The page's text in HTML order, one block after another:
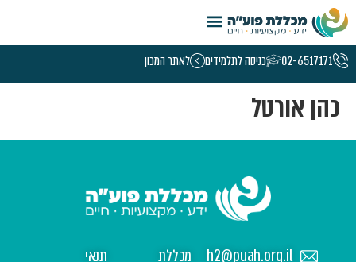
02-6517171 כניסה לתלמידים לאתר המכון
כהן אורטל
h2@puah.org.il
מכללת
תנאי